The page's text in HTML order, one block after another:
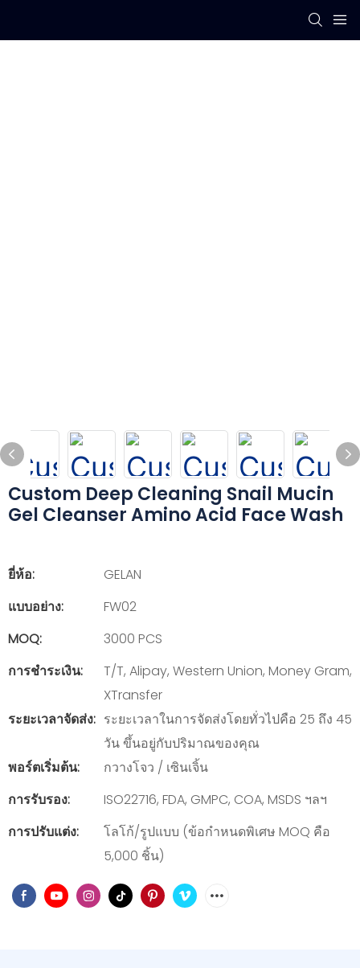
Custom Deep Cleaning Snail Mucin
Gel Cleanser Amino Acid Face Wash
ยี่ห้อ:
GELAN
แบบอย่าง:
FW02
MOQ:
3000 PCS
การชำระเงิน:
T/T, Alipay, Western Union, Money Gram,
XTransfer
ระยะเวลาจัดส่ง: ระยะเวลาในการจัดส่งโดยทั่วไปคือ 25 ถึง 45
วัน ขึ้นอยู่กับปริมาณของคุณ
พอร์ตเริ่มต้น:
กวางโจว / เซินเจิ้น
การรับรอง:
ISO22716, FDA, GMPC, COA, MSDS ฯลฯ
การปรับแต่ง:
โลโก้/รูปแบบ (ข้อกำหนดพิเศษ MOQ คือ
5,000 ชิ้น)